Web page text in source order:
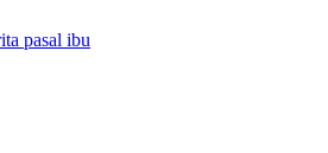
pasal ibu